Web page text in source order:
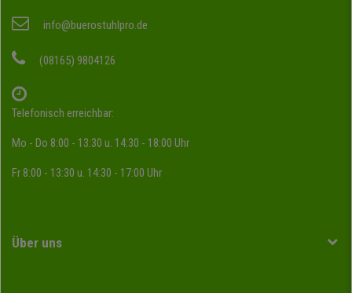
info@buerostuhlpro.de
(08165) 9804126
Telefonisch erreichbar:
Mo - Do 8:00 - 13:30 u. 14:30 - 18:00 Uhr
Fr 8:00 - 13:30 u. 14:30 - 17:00 Uhr
Über uns